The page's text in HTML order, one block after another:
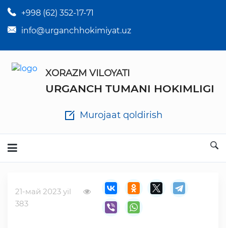
+998 (62) 352-17-71
info@urganchhokimiyat.uz
XORAZM VILOYATI
URGANCH TUMANI HOKIMLIGI
Murojaat qoldirish
Tuman hokim qarorlari
Tuman hokimi farmoyishlari
Tuman hokimligi ish yuritish yo'riqnomasi
Analitik hisobot va tahlillar
21-май 2023 yil
383